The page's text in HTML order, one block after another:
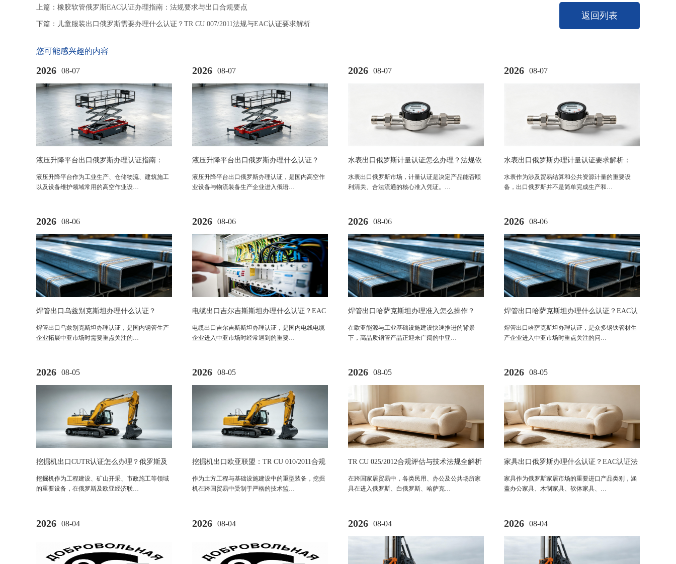
上篇： 橡胶软管俄罗斯EAC认证办理指南：法规要求与出口合规要点
下篇： 儿童服装出口俄罗斯需要办理什么认证？TR CU 007/2011法规与EAC认证要求解析
返回列表
您可能感兴趣的内容
2026 08-07
液压升降平台出口俄罗斯办理认证指南：
EAC认证与机械安全法规要求解析
液压升降平台作为工业生产、仓储物流、建筑施工
以及设备维护领域常用的高空作业设…
2026 08-07
液压升降平台出口俄罗斯办理什么认证？
EAC 认证法规及合规流程全解析
液压升降平台出口俄罗斯办理认证，是国内高空作
业设备与物流装备生产企业进入俄语…
2026 08-07
水表出口俄罗斯计量认证怎么办理？法规依
据与办理流程全解析
水表出口俄罗斯市场，计量认证是决定产品能否顺
利清关、合法流通的核心准入凭证。…
2026 08-07
水表出口俄罗斯办理计量认证要求解析：
PAC认证法规与市场准入指南
水表作为涉及贸易结算和公共资源计量的重要设
备，出口俄罗斯并不是简单完成生产和…
2026 08-06
焊管出口乌兹别克斯坦办理什么认证？
GOST-UZ认证法规及申请流程解析
焊管出口乌兹别克斯坦办理认证，是国内钢管生产
企业拓展中亚市场时需要重点关注的…
2026 08-06
电缆出口吉尔吉斯斯坦办理什么认证？EAC
认证法规、流程及市场准入要求解析
电缆出口吉尔吉斯斯坦办理认证，是国内电线电缆
企业进入中亚市场时经常遇到的重要…
2026 08-06
焊管出口哈萨克斯坦办理准入怎么操作？
在欧亚能源与工业基础设施建设快速推进的背景
下，高品质钢管产品正迎来广阔的中亚…
2026 08-06
焊管出口哈萨克斯坦办理什么认证？EAC认
证法规与合规要求解析
焊管出口哈萨克斯坦办理认证，是众多钢铁管材生
产企业进入中亚市场时重点关注的问…
2026 08-05
挖掘机出口CUTR认证怎么办理？俄罗斯及
欧亚市场机械设备合规要求全解析
挖掘机作为工程建设、矿山开采、市政施工等领域
的重要设备，在俄罗斯及欧亚经济联…
2026 08-05
挖掘机出口欧亚联盟：TR CU 010/2011合规
评估与工程机械技术法规全解析
作为土方工程与基础设施建设中的重型装备，挖掘
机在跨国贸易中受制于严格的技术监…
2026 08-05
TR CU 025/2012合规评估与技术法规全解析
在跨国家居贸易中，各类民用、办公及公共场所家
具在进入俄罗斯、白俄罗斯、哈萨克…
2026 08-05
家具出口俄罗斯办理什么认证？EAC认证法
规、流程及合规要求全解析
家具作为俄罗斯家居市场的重要进口产品类别，涵
盖办公家具、木制家具、软体家具、…
2026 08-04 2026 08-04 2026 08-04 2026 08-04